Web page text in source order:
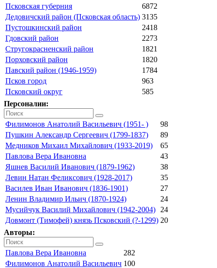
Псковская губерния
6872
Дедовичский район (Псковская область) 3135
Пустошкинский район
2418
Гдовский район
2273
Стругокрасненский район
1821
Порховский район
1820
Павский район (1946-1959)
1784
Псков город
963
Псковский округ
585
Персоналии:
Филимонов Анатолий Васильевич (1951- )
98
Пушкин Александр Сергеевич (1799-1837)
89
Медников Михаил Михайлович (1933-2019)
65
Павлова Вера Ивановна
43
Яшнев Василий Иванович (1879-1962)
38
Левин Натан Феликсович (1928-2017)
35
Василев Иван Иванович (1836-1901)
27
Ленин Владимир Ильич (1870-1924)
24
Мусийчук Василий Михайлович (1942-2004)
24
Довмонт (Тимофей) князь Псковский (?-1299) 20
Авторы:
Павлова Вера Ивановна
282
Филимонов Анатолий Васильевич 100